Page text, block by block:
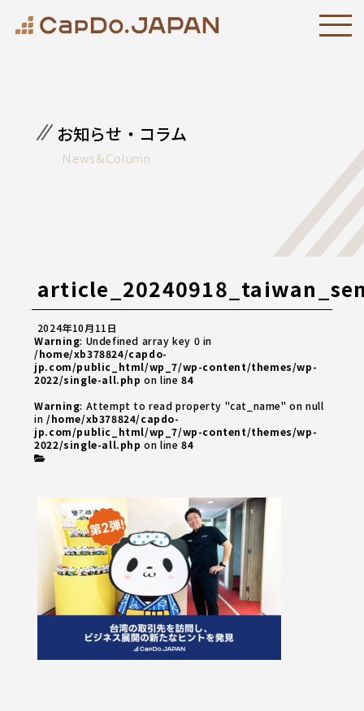
お知らせ・コラム
News&Column
2024年10月11日
Warning: Undefined array key 0 in
/home/xb378824/capdo-
jp.com/public_html/wp_7/wp-content/themes/wp-
2022/single-all.php on line84
Warning: Attempt to read property "cat_name" on null
in/home/xb378824/capdo-
jp.com/public_html/wp_7/wp-content/themes/wp-
2022/single-all.php on line84